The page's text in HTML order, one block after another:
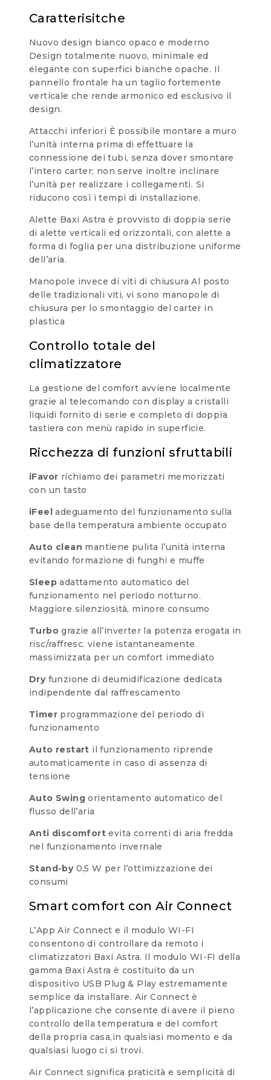
Caratterisitche
Nuovo design bianco opaco e moderno
Design totalmente nuovo, minimale ed
elegante con superfici bianche opache. Il
pannello frontale ha un taglio fortemente
verticale che rende armonico ed esclusivo il
design.
Attacchi inferiori È possibile montare a muro
l’unità interna prima di effettuare la
connessione dei tubi, senza dover smontare
l’intero carter; non serve inoltre inclinare
l’unità per realizzare i collegamenti. Si
riducono così i tempi di installazione.
Alette Baxi Astra è provvisto di doppia serie
di alette verticali ed orizzontali, con alette a
forma di foglia per una distribuzione uniforme
dell’aria.
Manopole invece di viti di chiusura Al posto
delle tradizionali viti, vi sono manopole di
chiusura per lo smontaggio del carter in
plastica
Controllo totale del
climatizzatore
La gestione del comfort avviene localmente
grazie al telecomando con display a cristalli
liquidi fornito di serie e completo di doppia
tastiera con menù rapido in superficie.
Ricchezza di funzioni sfruttabili
iFavor richiamo dei parametri memorizzati
con un tasto
iFeel adeguamento del funzionamento sulla
base della temperatura ambiente occupato
Auto clean mantiene pulita l’unità interna
evitando formazione di funghi e muffe
Sleep adattamento automatico del
funzionamento nel periodo notturno.
Maggiore silenziosità, minore consumo
Turbo grazie all’inverter la potenza erogata in
risc/raffresc. viene istantaneamente
massimizzata per un comfort immediato
Dryfunzione di deumidificazione dedicata
indipendente dal raffrescamento
Timer programmazione del periodo di
funzionamento
Auto restart il funzionamento riprende
automaticamente in caso di assenza di
tensione
Auto Swing orientamento automatico del
flusso dell’aria
Anti discomfort evita correnti di aria fredda
nel funzionamento invernale
Stand-by0,5 W per l’ottimizzazione dei
consumi
Smart comfort con Air Connect
L’App Air Connect e il modulo WI-FI
consentono di controllare da remoto i
climatizzatori Baxi Astra. Il modulo WI-FI della
gamma Baxi Astra è costituito da un
dispositivo USB Plug & Play estremamente
semplice da installare. Air Connect è
l’applicazione che consente di avere il pieno
controllo della temperatura e del comfort
della propria casa,in qualsiasi momento e da
qualsiasi luogo ci si trovi.
Air Connect significa praticità e semplicità di